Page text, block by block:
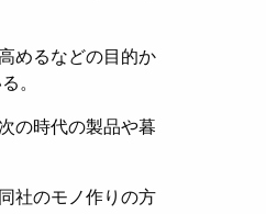
めるなどの目的か
。
の時代の製品や暮
社のモノ作りの方